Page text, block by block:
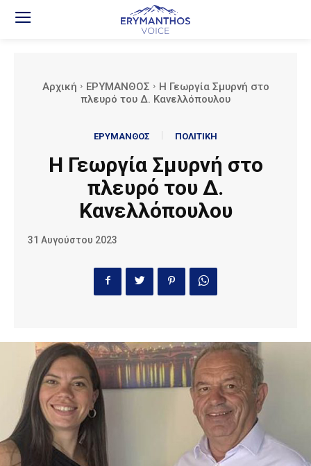
Αρχική ΕΡΥΜΑΝΘΟΣ
Η Γεωργία Σμυρνή στο
πλευρό του Δ. Κανελλόπουλου
ΕΡΥΜΑΝΘΟΣ ΠΟΛΙΤΙΚΗ
Η Γεωργία Σμυρνή στο
πλευρό του Δ.
Κανελλόπουλου
31 Αυγούστου 2023